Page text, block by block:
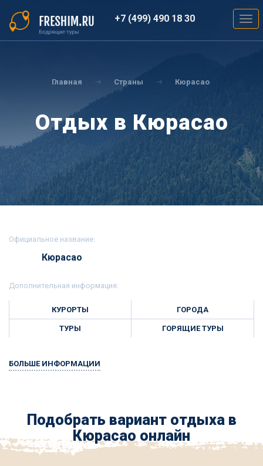
основному
содержанию
+7 (499) 490 18 30
Главная Страны Кюрасао
Отдых в Кюрасао
Официальное название:
Кюрасао
Дополнительная информация:
КУРОРТЫ ГОРОДА
ТУРЫ ГОРЯЩИЕ ТУРЫ
БОЛЬШЕ ИНФОРМАЦИИ
Подобрать вариант отдыха в
Кюрасао онлайн